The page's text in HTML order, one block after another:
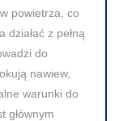
powietrza, co
działać z pełną
do
nawiew,
warunki do
głównym